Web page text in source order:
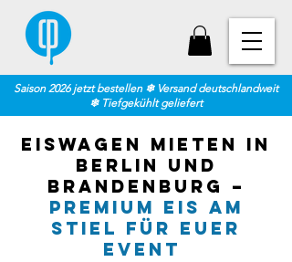
Saison 2026 jetzt bestellen ❄ Versand deutschlandweit
❄ Tiefgekühlt geliefert
Eiswagen mieten in
Berlin und
Brandenburg –
Premium Eis am
Stiel für euer
Event